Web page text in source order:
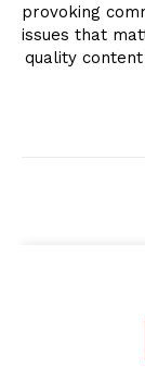
provoking
issues that
quality